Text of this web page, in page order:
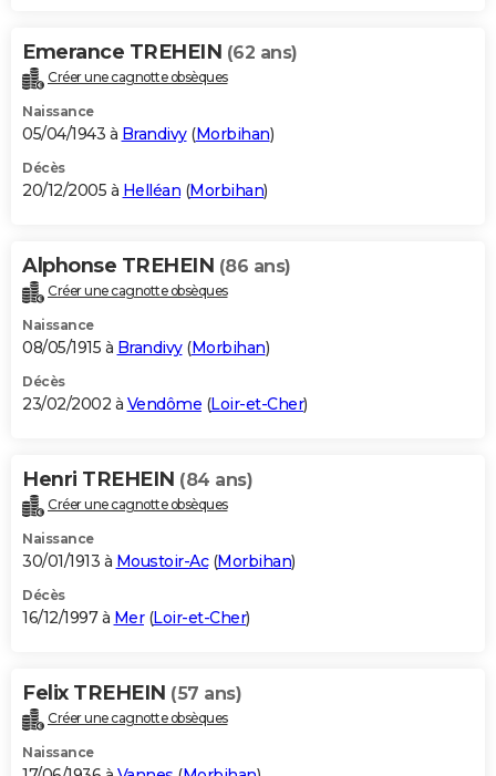
Emerance TREHEIN (62 ans)
Créer une cagnotte obsèques
Naissance
05/04/1943 à Brandivy(Morbihan)
Décès
20/12/2005 à Helléan (Morbihan)
Alphonse TREHEIN (86 ans)
Créer une cagnotte obsèques
Naissance
08/05/1915 à Brandivy(Morbihan)
Décès
23/02/2002 à Vendôme (Loir-et-Cher)
Henri TREHEIN (84 ans)
Créer une cagnotte obsèques
Naissance
30/01/1913 à Moustoir-Ac(Morbihan)
Décès
16/12/1997 à Mer(Loir-et-Cher)
Felix TREHEIN (57 ans)
Créer une cagnotte obsèques
Naissance